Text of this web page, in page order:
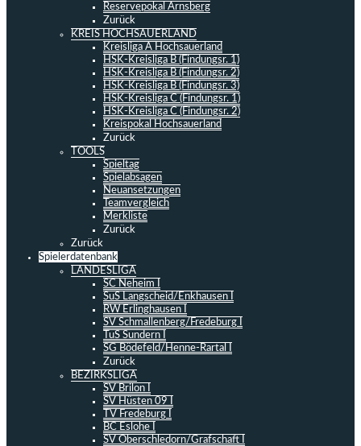
Reservepokal Arnsberg
Zurück
KREIS HOCHSAUERLAND
Kreisliga A Hochsauerland
HSK-Kreisliga B (Findungsr. 1)
HSK-Kreisliga B (Findungsr. 2)
HSK-Kreisliga B (Findungsr. 3)
HSK-Kreisliga C (Findungsr. 1)
HSK-Kreisliga C (Findungsr. 2)
Kreispokal Hochsauerland
Zurück
TOOLS
Spieltag
Spielabsagen
Neuansetzungen
Teamvergleich
Merkliste
Zurück
Zurück
Spielerdatenbank
LANDESLIGA
SC Neheim I
SuS Langscheid/Enkhausen I
RW Erlinghausen I
SV Schmallenberg/Fredeburg I
TuS Sundern I
SG Bödefeld/Henne-Rartal I
Zurück
BEZIRKSLIGA
SV Brilon I
SV Hüsten 09 I
TV Fredeburg I
BC Eslohe I
SV Oberschledorn/Grafschaft I